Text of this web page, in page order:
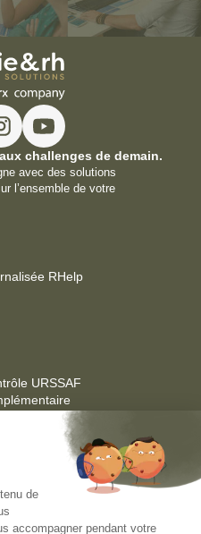
challenges de demain.
avec des solutions
l’ensemble de votre
RHelp
URSSAF